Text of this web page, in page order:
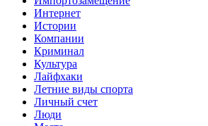
Интернет
Истории
Компании
Криминал
Культура
Лайфхаки
Летние виды спорта
Личный счет
Люди